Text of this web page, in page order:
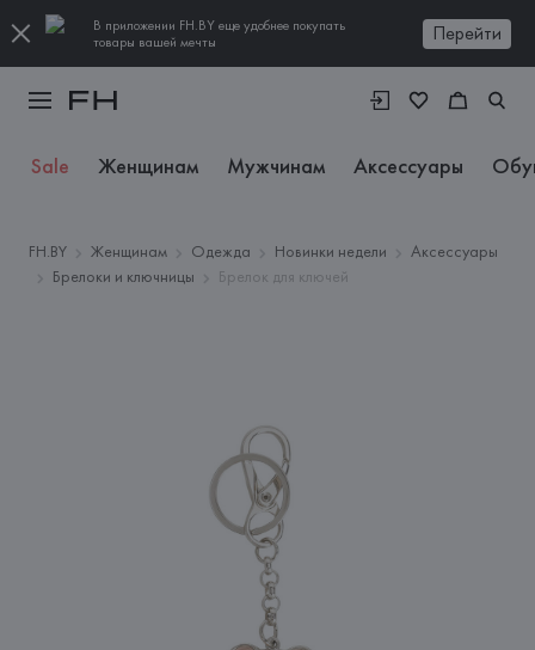
В приложении FH.BY еще удобнее покупать
товары вашей мечты
Перейти
Sale Женщинам Мужчинам Аксессуары
FH.BY Женщинам Одежда Новинки недели
Аксессуары
Брелоки и ключницы
Брелок для ключей